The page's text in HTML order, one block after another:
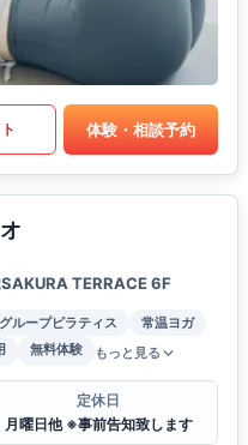
体験・相談予約
TERRACE 6F
グループピラティス
常温ヨガ
無料体験 もっと見る
定休日
月曜日他 ※事前告知致します